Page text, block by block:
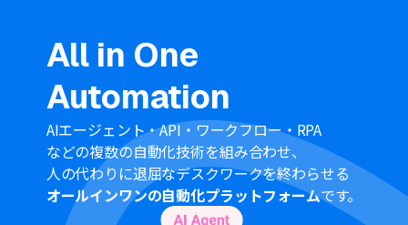
Discordへのファイル送信オペレーションでは、ファイル
を投稿するチャンネルを任意で指定できます。また、メッ
段で取得した送信者名などの情報を変数として埋め込む
ことも可能です。
■注意事項
LINE公式アカウント、DiscordのそれぞれとYoomを連携
してください。
分岐はパーソナルプラン以上のプランでご利用いただけ
All in One
Automation
AIエージェント・API・ワークフロー・RPA
などの複数の自動化技術を組み合わせ、
人の代わりに退屈なデスクワークを終わらせる
オールインワンの自動化プラットフォームです。